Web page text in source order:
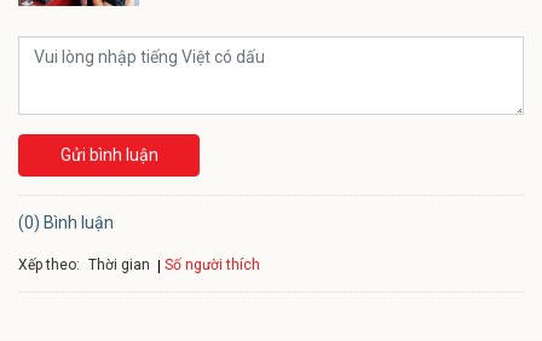
Gửi bình luận
(0) Bình luận
Xếp theo: Thời gian Số người thích